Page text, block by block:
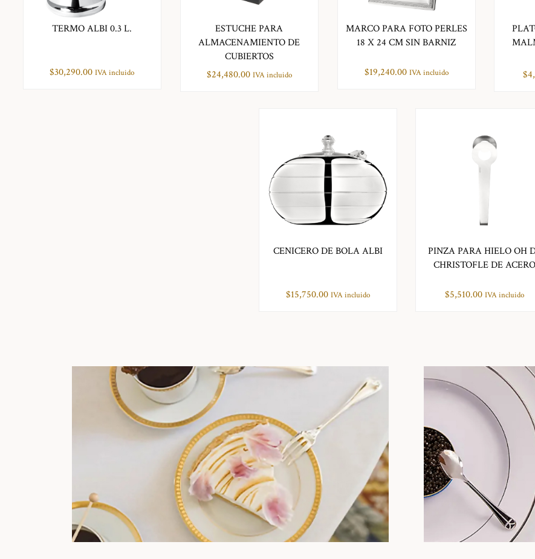
TERMO ALBI 0.3 L.
$30,290.00 IVA incluido
ESTUCHE PARA
ALMACENAMIENTO DE
CUBIERTOS
$24,480.00 IVA incluido
MARCO PARA FOTO PERLES
18 X 24 CM SIN BARNIZ
$19,240.00 IVA incluido
$
CENICERO DE BOLA ALBI
$15,750.00 IVA incluido
PINZA PARA HIELO OH
CHRISTOFLE DE ACERO
$5,510.00 IVA incluido